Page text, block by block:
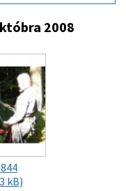
2008
kB)